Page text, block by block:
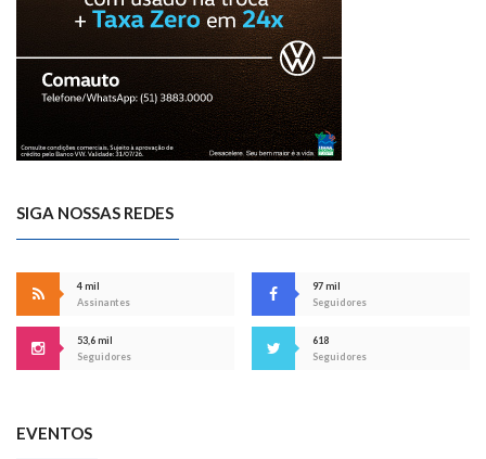
SIGA NOSSAS REDES
4 mil
Assinantes
97 mil
Seguidores
53,6 mil
Seguidores
618
Seguidores
EVENTOS